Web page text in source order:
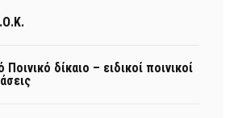
Ποινικό δίκαιο – ειδικοί ποινικοί